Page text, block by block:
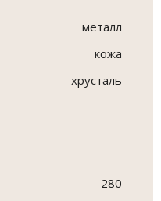
металл
кожа
хрусталь
280